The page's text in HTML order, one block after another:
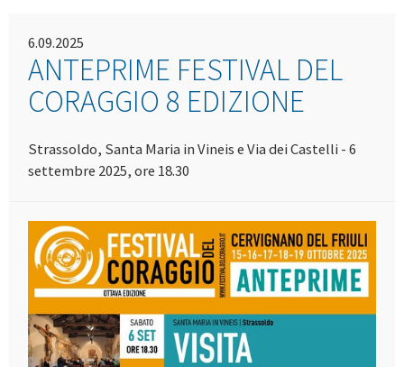
6.09.2025
ANTEPRIME FESTIVAL DEL
CORAGGIO 8 EDIZIONE
Strassoldo, Santa Maria in Vineis e Via dei Castelli - 6
settembre 2025, ore 18.30